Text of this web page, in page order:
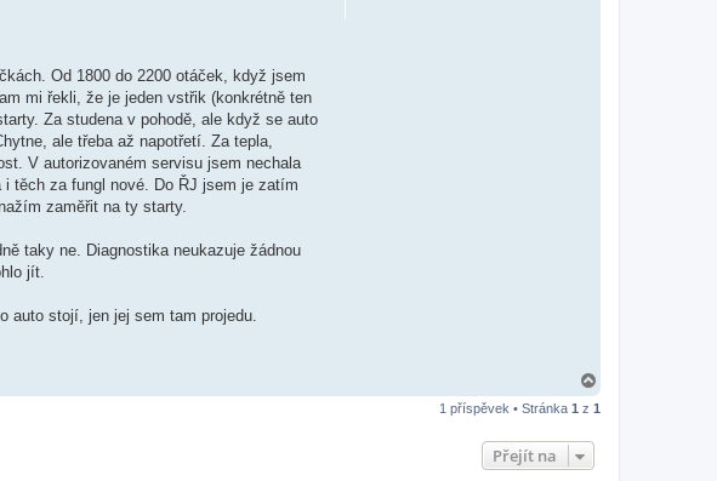
Od 1800 do 2200 otáček, když jsem
mi řekli, že je jeden vstřik (konkrétně ten
Za studena v pohodě, ale když se auto
ale třeba až napotřetí. Za tepla,
V autorizovaném servisu jsem nechala
těch za fungl nové. Do ŘJ jsem je zatím
zaměřit na ty starty.
taky ne. Diagnostika neukazuje žádnou
jít.
auto stojí, jen jej sem tam projedu.
h
1 příspěvek • Stránka 1 z 1
Přejít na